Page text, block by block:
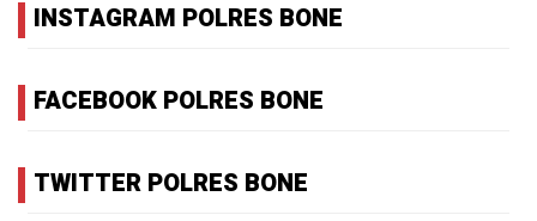
INSTAGRAM POLRES BONE
FACEBOOK POLRES BONE
TWITTER POLRES BONE